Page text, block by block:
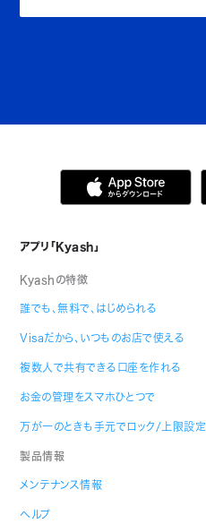
アプリ「Kyash」
Kyashの特徴
誰でも、無料で、はじめられる
Visaだから、いつものお店で使える
複数人で共有できる口座を作れる
お金の管理をスマホひとつで
万が一のときも手元でロック/上限設定
製品情報
メンテナンス情報
ヘルプ